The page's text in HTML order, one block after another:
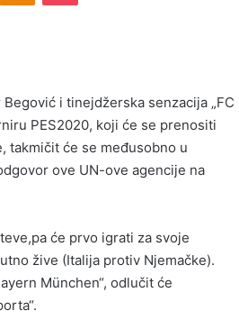
i tinejdžerska senzacija „FC
PES2020, koji će se prenositi
takmičit će se međusobno u
ove UN-ove agencije na
će prvo igrati za svoje
žive (Italija protiv Njemačke).
München“, odlučit će